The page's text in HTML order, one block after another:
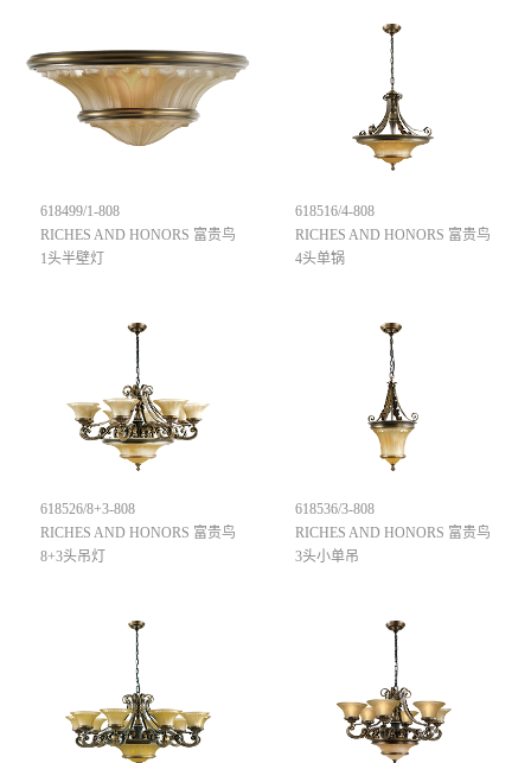
618499/1-808
RICHES AND HONORS 富贵鸟
1头半壁灯
618516/4-808
RICHES AND HONORS 富贵鸟
4头单锅
618526/8+3-808
RICHES AND HONORS 富贵鸟
8+3头吊灯
618536/3-808
RICHES AND HONORS 富贵鸟
3头小单吊